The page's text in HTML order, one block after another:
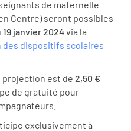
de maternelle
Centre) seront possibles
19 janvier 2024via la
dispositifs scolaires
projection est de 2,50 €
de gratuité pour
exclusivement à